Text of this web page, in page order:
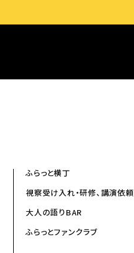
ふらっと横丁
視察受け入れ・研修、講演依頼
大人の語りBAR
ふらっとファンクラブ